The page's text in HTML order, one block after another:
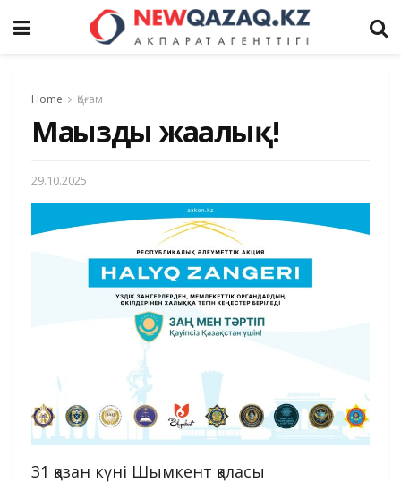
Home Қоғам
Маңызды жаңалық!
29.10.2025
31 қазан күні Шымкент қаласы